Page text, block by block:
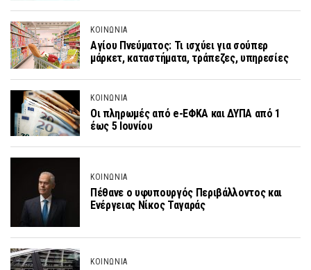
ΚΟΙΝΩΝΙΑ
Αγίου Πνεύματος: Τι ισχύει για σούπερ
μάρκετ, καταστήματα, τράπεζες, υπηρεσίες
ΚΟΙΝΩΝΙΑ
Οι πληρωμές από e-ΕΦΚΑ και ΔΥΠΑ από 1
έως 5 Iουνίου
ΚΟΙΝΩΝΙΑ
Πέθανε ο υφυπουργός Περιβάλλοντος και
Ενέργειας Νίκος Ταγαράς
ΚΟΙΝΩΝΙΑ